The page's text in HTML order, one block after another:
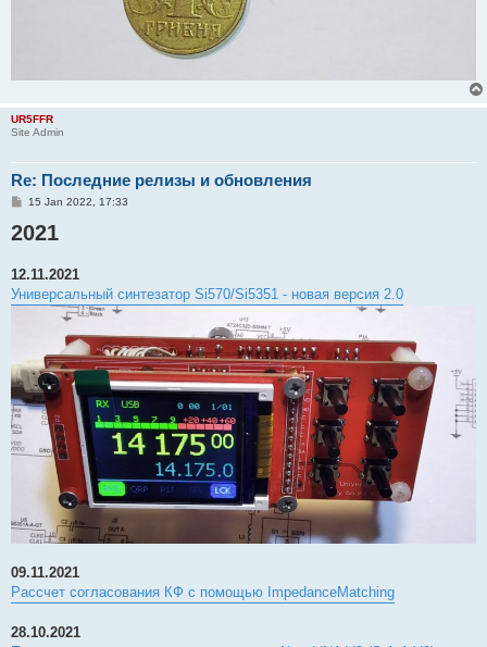
UR5FFR
Site Admin
Re: Последние релизы и обновления
P
s
t
15 Jan 2022, 17:33
2021
12.11.2021
Универсальный синтезатор Si570/Si5351 - новая версия 2.0
09.11.2021
Рассчет согласования КФ с помощью ImpedanceMatching
28.10.2021